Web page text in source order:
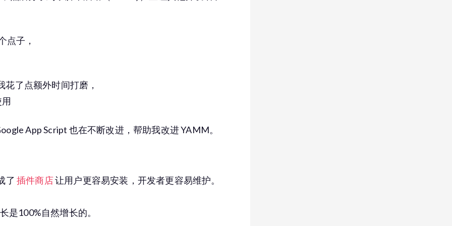
点子，
了点额外时间打磨，
App Script 也在不断改进，帮助我改进 YAMM。
了 插件商店让用户更容易安装，开发者更容易维护。
是100%自然增长的。